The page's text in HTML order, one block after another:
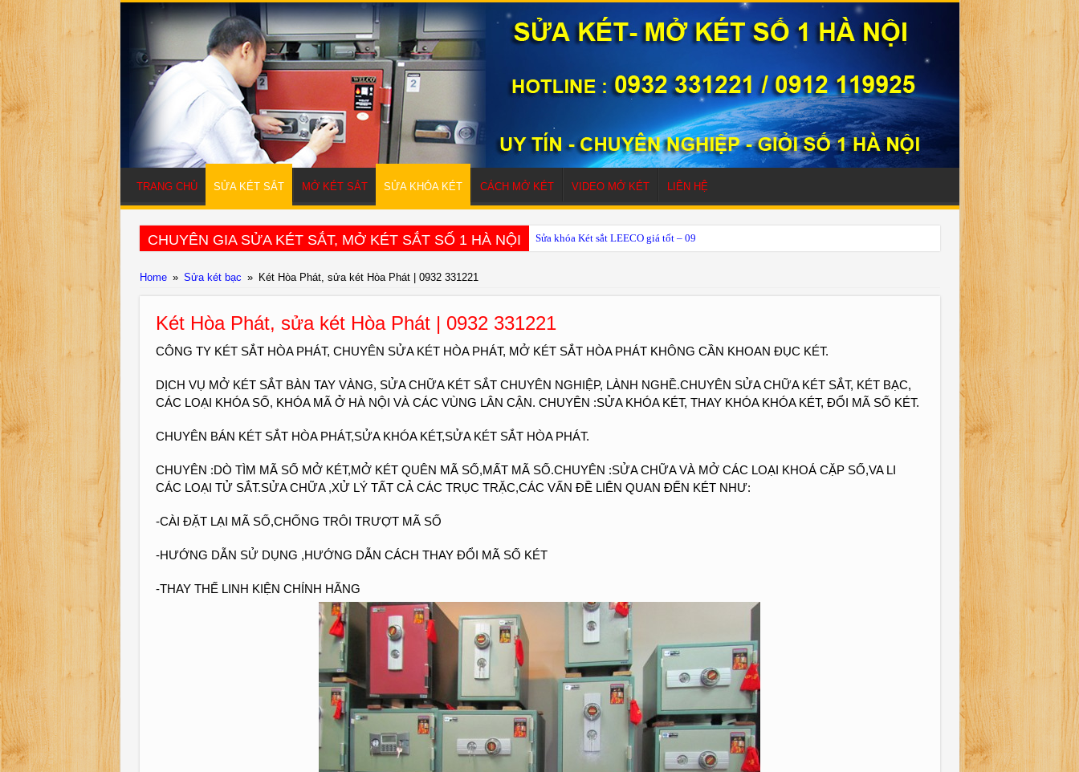
TRANG CHỦ SỬA KÉT SẮT MỞ KÉT SẮT SỬA KHÓA KÉT CÁCH MỞ KÉT VIDEO MỞ KÉT LIÊN HỆ
CHUYÊN GIA SỬA KÉT SẮT, MỞ KÉT SẮT SỐ 1 HÀ NỘI Sửa khóa Két sắt LEECO giá tốt – 0932 331221
Home » Sửa két bạc » Két Hòa Phát, sửa két Hòa Phát | 0932 331221
Két Hòa Phát, sửa két Hòa Phát | 0932 331221
CÔNG TY KÉT SẮT HÒA PHÁT, CHUYÊN SỬA KÉT HÒA PHÁT, MỞ KÉT SẮT HÒA PHÁT KHÔNG CẦN KHOAN ĐỤC KÉT.
DỊCH VỤ MỞ KÉT SẮT BÀN TAY VÀNG, SỬA CHỮA KÉT SẮT CHUYÊN NGHIỆP, LÀNH NGHỀ.CHUYÊN SỬA CHỮA KÉT SẮT, KÉT BẠC,
CÁC LOẠI KHÓA SỐ, KHÓA MÃ Ở HÀ NỘI VÀ CÁC VÙNG LÂN CẬN. CHUYÊN :SỬA KHÓA KÉT, THAY KHÓA KHÓA KÉT, ĐỔI MÃ SỐ KÉT.
CHUYÊN BÁN KÉT SẮT HÒA PHÁT,SỬA KHÓA KÉT,SỬA KÉT SẮT HÒA PHÁT.
CHUYÊN :DÒ TÌM MÃ SỐ MỞ KÉT,MỞ KÉT QUÊN MÃ SỐ,MẤT MÃ SỐ.CHUYÊN :SỬA CHỮA VÀ MỞ CÁC LOẠI KHOÁ CẶP SỐ,VA LI
CÁC LOẠI TỬ SẮT.SỬA CHỮA ,XỬ LÝ TẤT CẢ CÁC TRỤC TRẶC,CÁC VẤN ĐỀ LIÊN QUAN ĐẾN KÉT NHƯ:
-CÀI ĐẶT LẠI MÃ SỐ,CHỐNG TRÔI TRƯỢT MÃ SỐ
-HƯỚNG DẪN SỬ DỤNG ,HƯỚNG DẪN CÁCH THAY ĐỔI MÃ SỐ KÉT
-THAY THẾ LINH KIỆN CHÍNH HÃNG